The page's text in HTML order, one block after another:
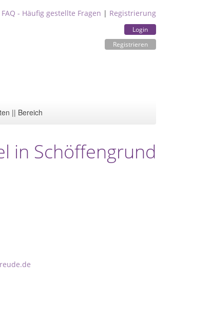
FAQ - Häufig gestellte Fragen | Registrierung
Login
Registrieren
|| Bereich
in Schöffengrund